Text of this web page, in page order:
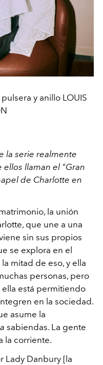
y anillo LOUIS
la serie realmente
llaman el "Gran
de Charlotte en
la unión
que une a una
sin sus propios
se explora en el
mitad de eso, y ella
personas, pero
ella está permitiendo
en la sociedad.
asume la
sabiendas. La gente
la corriente.
Lady Danbury [la